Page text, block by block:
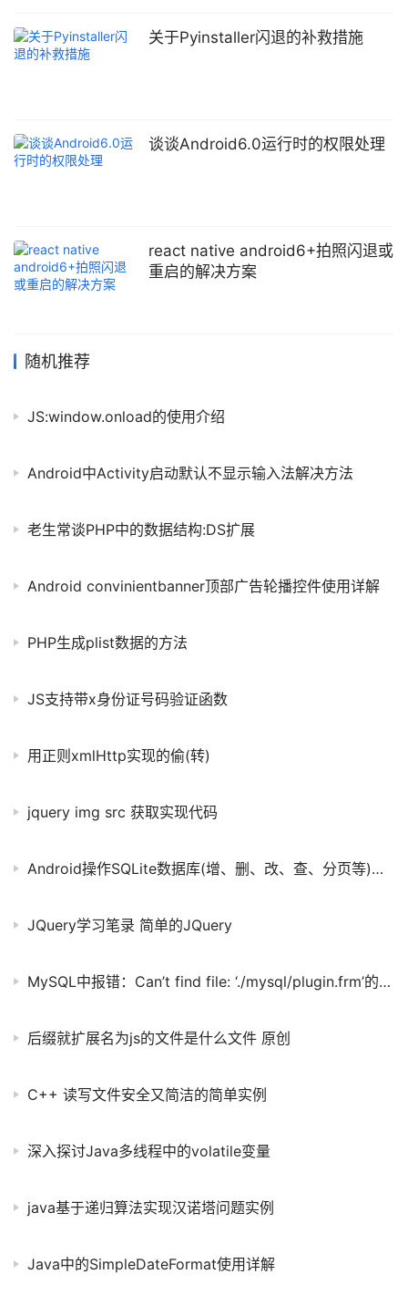
关于Pyinstaller闪退的补救措施
谈谈Android6.0运行时的权限处理
react native android6+拍照闪退或
重启的解决方案
随机推荐
JS:window.onload的使用介绍
Android中Activity启动默认不显示输入法解决方法
老生常谈PHP中的数据结构:DS扩展
Android convinientbanner顶部广告轮播控件使用详解
PHP生成plist数据的方法
JS支持带x身份证号码验证函数
用正则xmlHttp实现的偷(转)
jquery img src 获取实现代码
Android操作SQLite数据库(增、删、改、查、分页等)及ListView显示数据的方法详解
JQuery学习笔录 简单的JQuery
MySQL中报错：Can’t find file: ‘./mysql/plugin.frm’的解决方法
后缀就扩展名为js的文件是什么文件 原创
C++ 读写文件安全又简洁的简单实例
深入探讨Java多线程中的volatile变量
java基于递归算法实现汉诺塔问题实例
Java中的SimpleDateFormat使用详解